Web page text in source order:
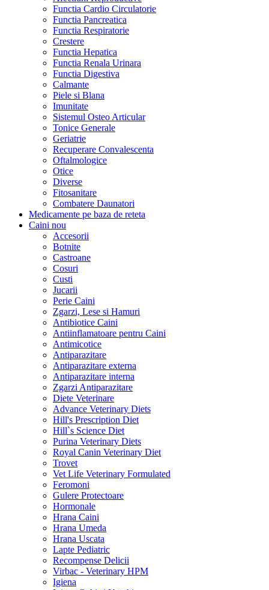
Functia Cardio Circulatorie
Functia Pancreatica
Functia Respiratorie
Crestere
Functia Hepatica
Functia Renala Urinara
Functia Digestiva
Calmante
Piele si Blana
Imunitate
Sistemul Osteo Articular
Tonice Generale
Geriatrie
Recuperare Convalescenta
Oftalmologice
Otice
Diverse
Fitosanitare
Combatere Daunatori
Medicamente pe baza de reteta
Caini nou
Accesorii
Botnite
Castroane
Cosuri
Custi
Jucarii
Perie Caini
Zgarzi, Lese si Hamuri
Antibiotice Caini
Antiinflamatoare pentru Caini
Antimicotice
Antiparazitare
Antiparazitare externa
Antiparazitare interna
Zgarzi Antiparazitare
Diete Veterinare
Advance Veterinary Diets
Hill's Prescription Diet
Hill`s Science Diet
Purina Veterinary Diets
Royal Canin Veterinary Diet
Trovet
Vet Life Veterinary Formulated
Feromoni
Gulere Protectoare
Hormonale
Hrana Caini
Hrana Umeda
Hrana Uscata
Lapte Pediatric
Recompense Delicii
Virbac - Veterinary HPM
Igiena